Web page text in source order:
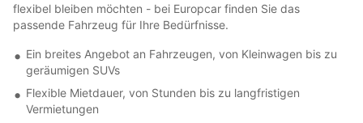
flexibel bleiben möchten - bei Europcar finden Sie das
passende Fahrzeug für Ihre Bedürfnisse.
Ein breites Angebot an Fahrzeugen, von Kleinwagen bis zu
geräumigen SUVs
Flexible Mietdauer, von Stunden bis zu langfristigen
Vermietungen